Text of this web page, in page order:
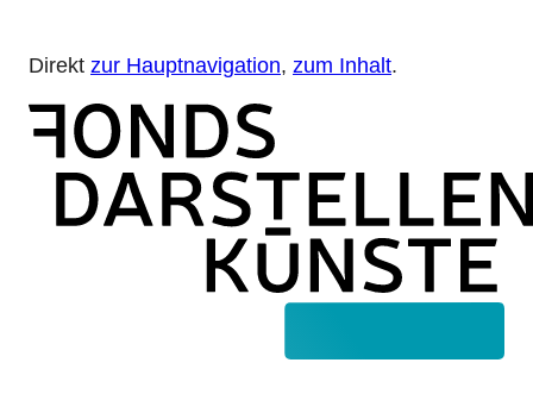
Direkt zur Hauptnavigation, zum Inhalt.